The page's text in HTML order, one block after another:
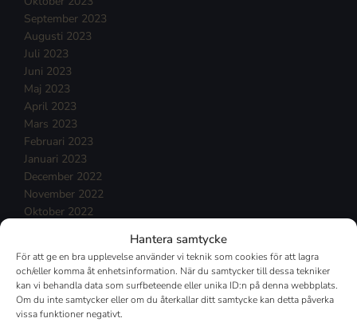
Hantera samtycke
För att ge en bra upplevelse använder vi teknik som cookies för att lagra
och/eller komma åt enhetsinformation. När du samtycker till dessa tekniker
kan vi behandla data som surfbeteende eller unika ID:n på denna webbplats.
Om du inte samtycker eller om du återkallar ditt samtycke kan detta påverka
vissa funktioner negativt.
September 2023
Augusti 2023
Juli 2023
Juni 2023
Maj 2023
April 2023
Mars 2023
Februari 2023
Januari 2023
December 2022
November 2022
Oktober 2022
Juli 2022
Juni 2022
Maj 2022
April 2022